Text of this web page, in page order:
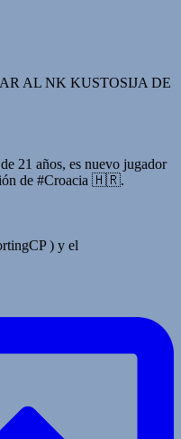
AL NK KUSTOSIJA DE
21 años, es nuevo jugador
de #Croacia 🇭🇷.
) y el